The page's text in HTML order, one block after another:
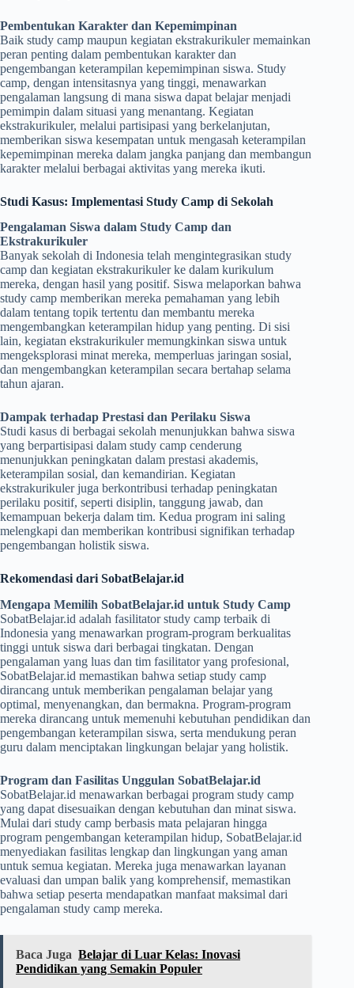
Pembentukan Karakter dan Kepemimpinan
Baik study camp maupun kegiatan ekstrakurikuler memainkan
peran penting dalam pembentukan karakter dan
pengembangan keterampilan kepemimpinan siswa. Study
camp, dengan intensitasnya yang tinggi, menawarkan
pengalaman langsung di mana siswa dapat belajar menjadi
pemimpin dalam situasi yang menantang. Kegiatan
ekstrakurikuler, melalui partisipasi yang berkelanjutan,
memberikan siswa kesempatan untuk mengasah keterampilan
kepemimpinan mereka dalam jangka panjang dan membangun
karakter melalui berbagai aktivitas yang mereka ikuti.
Studi Kasus: Implementasi Study Camp di Sekolah
Pengalaman Siswa dalam Study Camp dan
Ekstrakurikuler
Banyak sekolah di Indonesia telah mengintegrasikan study
camp dan kegiatan ekstrakurikuler ke dalam kurikulum
mereka, dengan hasil yang positif. Siswa melaporkan bahwa
study camp memberikan mereka pemahaman yang lebih
dalam tentang topik tertentu dan membantu mereka
mengembangkan keterampilan hidup yang penting. Di sisi
lain, kegiatan ekstrakurikuler memungkinkan siswa untuk
mengeksplorasi minat mereka, memperluas jaringan sosial,
dan mengembangkan keterampilan secara bertahap selama
tahun ajaran.
Dampak terhadap Prestasi dan Perilaku Siswa
Studi kasus di berbagai sekolah menunjukkan bahwa siswa
yang berpartisipasi dalam study camp cenderung
menunjukkan peningkatan dalam prestasi akademis,
keterampilan sosial, dan kemandirian. Kegiatan
ekstrakurikuler juga berkontribusi terhadap peningkatan
perilaku positif, seperti disiplin, tanggung jawab, dan
kemampuan bekerja dalam tim. Kedua program ini saling
melengkapi dan memberikan kontribusi signifikan terhadap
pengembangan holistik siswa.
Rekomendasi dari SobatBelajar.id
Mengapa Memilih SobatBelajar.id untuk Study Camp
SobatBelajar.id adalah fasilitator study camp terbaik di
Indonesia yang menawarkan program-program berkualitas
tinggi untuk siswa dari berbagai tingkatan. Dengan
pengalaman yang luas dan tim fasilitator yang profesional,
SobatBelajar.id memastikan bahwa setiap study camp
dirancang untuk memberikan pengalaman belajar yang
optimal, menyenangkan, dan bermakna. Program-program
mereka dirancang untuk memenuhi kebutuhan pendidikan dan
pengembangan keterampilan siswa, serta mendukung peran
guru dalam menciptakan lingkungan belajar yang holistik.
Program dan Fasilitas Unggulan SobatBelajar.id
SobatBelajar.id menawarkan berbagai program study camp
yang dapat disesuaikan dengan kebutuhan dan minat siswa.
Mulai dari study camp berbasis mata pelajaran hingga
program pengembangan keterampilan hidup, SobatBelajar.id
menyediakan fasilitas lengkap dan lingkungan yang aman
untuk semua kegiatan. Mereka juga menawarkan layanan
evaluasi dan umpan balik yang komprehensif, memastikan
bahwa setiap peserta mendapatkan manfaat maksimal dari
pengalaman study camp mereka.
Baca Juga Belajar di Luar Kelas: Inovasi
Pendidikan yang Semakin Populer